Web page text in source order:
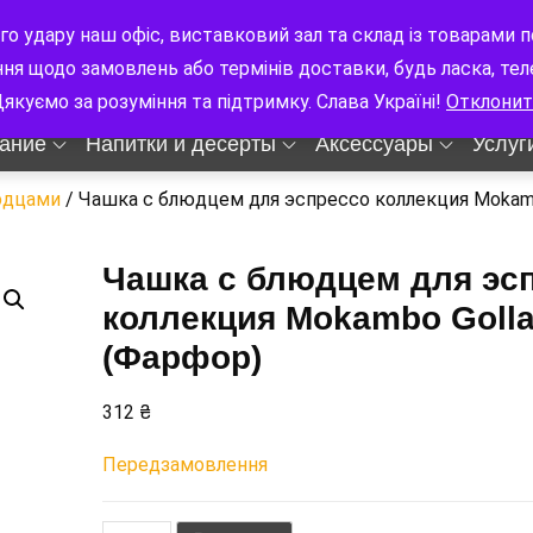
удару наш офіс, виставковий зал та склад із
щодо замовлень або термінів доставки, будь ласка,
за розуміння та підтримку. Слава Україні!
Напитки и десерты Аксессуары
/ Чашка с блюдцем для эспрессо коллекция
Чашка с блюдцем для
коллекция Mokambo
(Фарфор)
312 ₴
Передзамовлення